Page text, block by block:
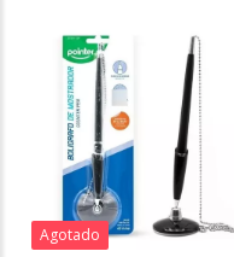
Agotado